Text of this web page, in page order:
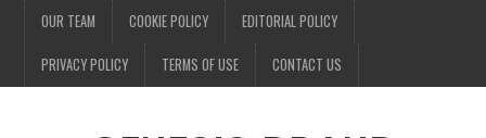
OUR TEAM COOKIE POLICY EDITORIAL POLICY
PRIVACY POLICY TERMS OF USE CONTACT US